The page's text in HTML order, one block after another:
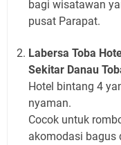
bagi wisatawan
pusat Parapat.
Labersa Toba
Sekitar Danau
Hotel bintang 4
nyaman.
Cocok untuk
akomodasi bagus